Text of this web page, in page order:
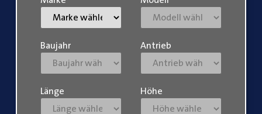
Baujahr Antrieb
Länge Höhe